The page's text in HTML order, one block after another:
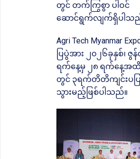
တွင် တက်ကြွစွာ ပါဝင်
ဆောင်ရွက်လျက်ရှိပါသ
Agri Tech Myanmar
ပြပွဲအား ၂၀၂၆ခုနှစ်၊ ဇွ
ရက်နေ့မှ ၂၈ ရက်နေ့အထိ
တွင် ၃ရက်တိတိကျင်းပ
သွားမည့်ဖြစ်ပါသည်။